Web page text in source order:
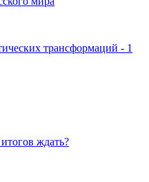
трансформаций - 1
ждать?